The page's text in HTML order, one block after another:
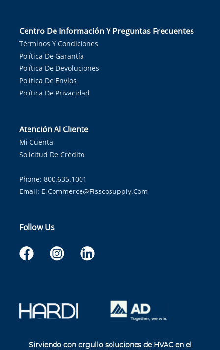
Centro De Información Y Preguntas Frecuentes
Términos Y Condiciones
Política De Garantía
Política De Devoluciones
Política De Envíos
Política De Privacidad
Atención Al Cliente
Mi Cuenta
Solicitud De Crédito
Phone: 800.635.1001
Email: E-Commerce@fisscosupply.com
Follow Us
Sirviendo con orgullo soluciones de HVAC en el